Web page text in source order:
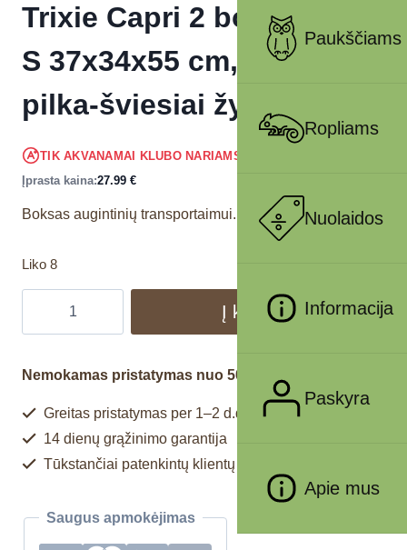
Paukščiams
Ropliams
Nuolaidos
Informacija
Paskyra
Apie mus
Trixie Capri 2 boksas, XS-
S 37x34x55 cm, tamsiai
pilka-šviesiai žydra
TIK AKVANAMAI KLUBO NARIAMS
Įprasta kaina:27.99 €
Boksas augintinių transportaimui.
Liko 8
Į krepšelį
Nemokamas pristatymas nuo 50€
Greitas pristatymas per 1–2 d.d.
14 dienų grąžinimo garantija
Tūkstančiai patenkintų klientų
Saugus apmokėjimas